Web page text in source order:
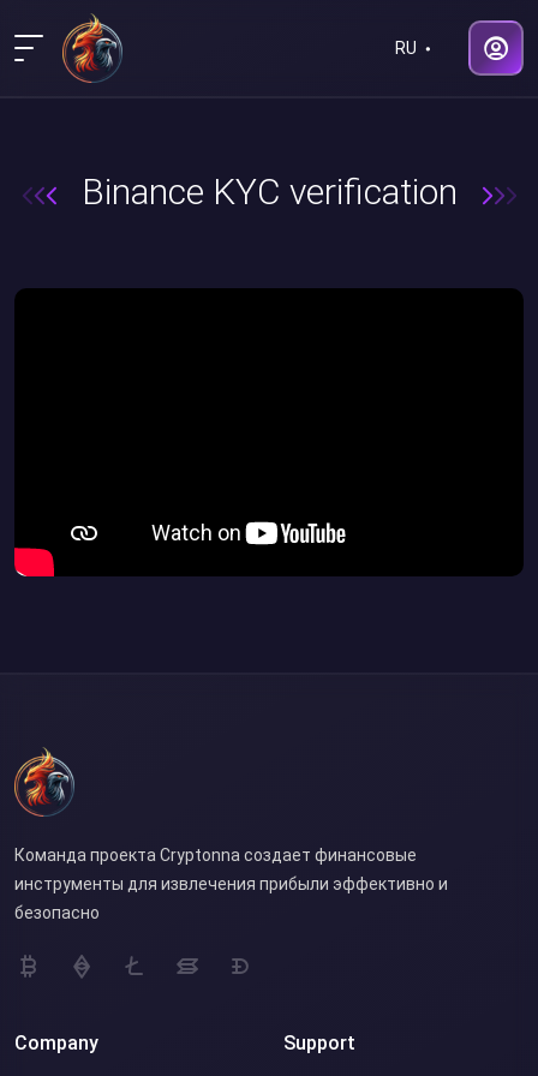
RU
Binance KYC verification
Команда проекта Cryptonna создает финансовые
инструменты для извлечения прибыли эффективно и
безопасно
Company Support